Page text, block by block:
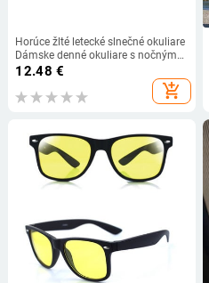
Horúce žlté letecké slnečné okuliare
Dámske denné okuliare s nočným
videním, značky autodielov pre
mužov, slnečné okuliare s nočným
svetlom
12.48 €
add_shopping_cart